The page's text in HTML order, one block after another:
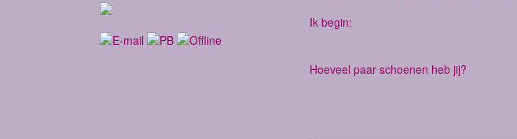
Ik begin:
Hoeveel paar schoenen heb jij?